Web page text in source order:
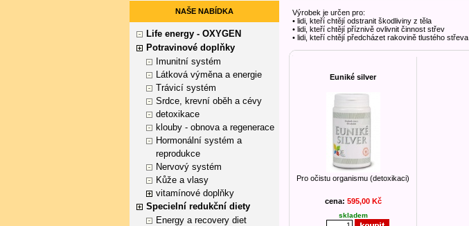
NAŠE NABÍDKA
Life energy - OXYGEN
Potravinové doplňky
Imunitní systém
Látková výměna a energie
Trávicí systém
Srdce, krevní oběh a cévy
detoxikace
klouby - obnova a regenerace
Hormonální systém a
reprodukce
Nervový systém
Kůže a vlasy
vitamínové doplňky
Specielní redukční diety
Energy a recovery diet
Výrobek je určen pro:
• lidi, kteří chtějí odstranit škodliviny z těla
• lidi, kteří chtějí příznivě ovlivnit činnost střev
• lidi, kteří chtějí předcházet rakovině tlustého střeva
Euniké silver
Pro očistu organismu (detoxikaci)
cena: 595,00 Kč
skladem